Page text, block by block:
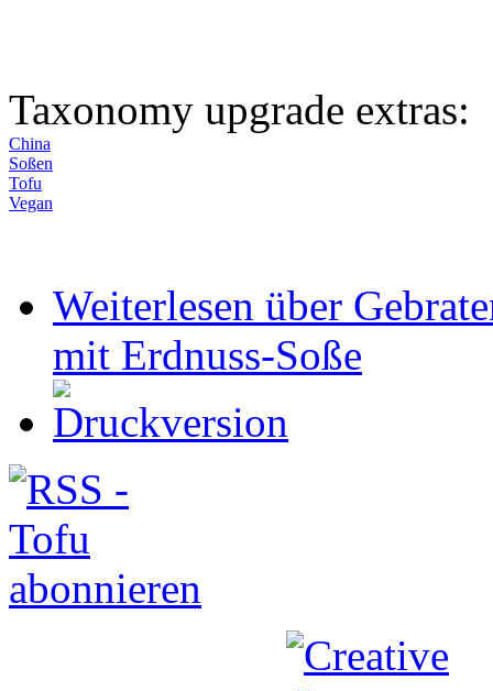
Taxonomy upgrade extras:
China
Soßen
Tofu
Vegan
Weiterlesen über
mit Erdnuss-Soße